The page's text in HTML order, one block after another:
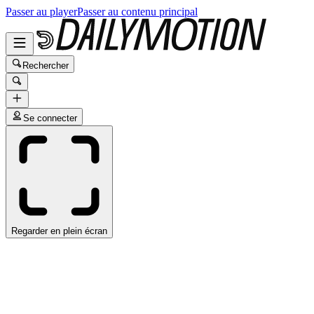
Passer au playerPasser au contenu principal
Rechercher
Se connecter
Regarder en plein écran